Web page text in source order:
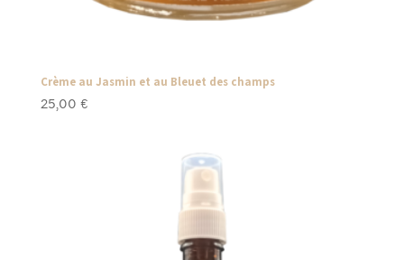
Crème au Jasmin et au Bleuet des champs
25,00 €